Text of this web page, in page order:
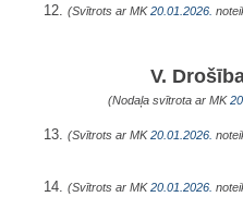
12. (Svītrots ar MK20.01.2026.
V.
(Nodaļa svītrota ar MK
13. (Svītrots ar MK20.01.2026.
14. (Svītrots ar MK20.01.2026.